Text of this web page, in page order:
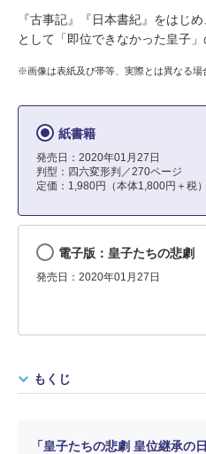
『古事記』『日本書紀』をはじ
として「即位できなかった皇子
※画像は表紙及び帯等、実際とは異なる場
紙書籍
発売日：2020年01月27日
判型：四六変形判／270ページ
定価：1,980円（本体1,800円＋税）
電子版：皇子たちの悲劇
発売日：2020年01月27日
もくじ
「皇子たちの悲劇 皇位継承の